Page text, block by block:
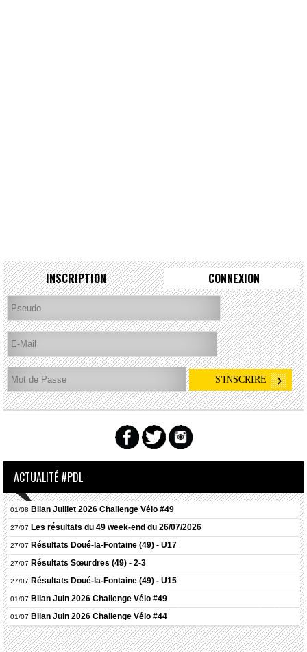
INSCRIPTION CONNEXION
ACTUALITÉ #PDL
01/08 Bilan Juillet 2026 Challenge Vélo #49
27/07 Les résultats du 49 week-end du 26/07/2026
27/07 Résultats Doué-la-Fontaine (49) - U17
27/07 Résultats Sœurdres (49) - 2-3
27/07 Résultats Doué-la-Fontaine (49) - U15
01/07 Bilan Juin 2026 Challenge Vélo #49
01/07 Bilan Juin 2026 Challenge Vélo #44